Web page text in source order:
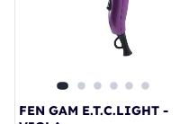
FEN GAM E.T.C.LIGHT -